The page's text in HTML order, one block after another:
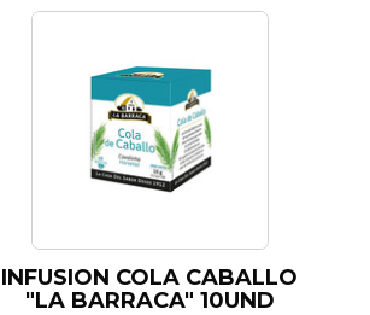
INFUSION COLA CABALLO
"LA BARRACA" 10UND